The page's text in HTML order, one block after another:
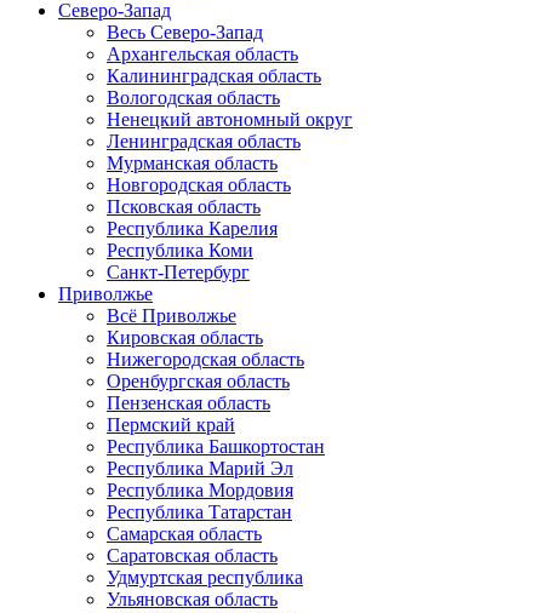
Северо-Запад
Весь Северо-Запад
Архангельская область
Калининградская область
Вологодская область
Ненецкий автономный округ
Ленинградская область
Мурманская область
Новгородская область
Псковская область
Республика Карелия
Республика Коми
Санкт-Петербург
Приволжье
Всё Приволжье
Кировская область
Нижегородская область
Оренбургская область
Пензенская область
Пермский край
Республика Башкортостан
Республика Марий Эл
Республика Мордовия
Республика Татарстан
Самарская область
Саратовская область
Удмуртская республика
Ульяновская область